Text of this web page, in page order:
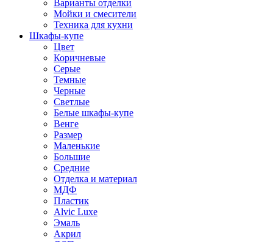
Варианты отделки
Мойки и смесители
Техника для кухни
Шкафы-купе
Цвет
Коричневые
Серые
Темные
Черные
Светлые
Белые шкафы-купе
Венге
Размер
Маленькие
Большие
Средние
Отделка и материал
МДФ
Пластик
Alvic Luxe
Эмаль
Акрил